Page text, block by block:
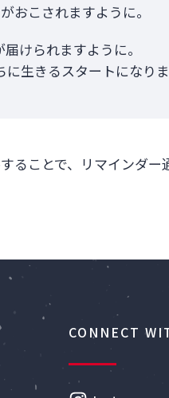
おこされますように。
けられますように。
生きるスタートになりま
ることで、リマインダ
CONNECT